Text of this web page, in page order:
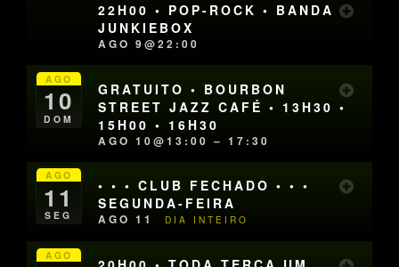
22H00 • POP-ROCK • BANDA
JUNKIEBOX
AGO 9@22:00
AGO
10
DOM
GRATUITO • BOURBON
STREET JAZZ CAFÉ • 13H30 •
15H00 • 16H30
AGO 10@13:00 – 17:30
AGO
11
SEG
• • • CLUB FECHADO • • •
SEGUNDA-FEIRA
AGO 11 DIA INTEIRO
AGO